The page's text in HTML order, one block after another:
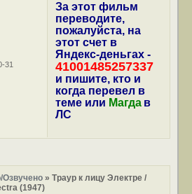
31
За этот фильм
переводите,
пожалуйста, на
этот счет в
Яндекс-деньгах -
41001485257337
и пишите, кто и
когда перевел в
теме или Магда в
ЛС
Озвучено »Траур к лицу Электре /
(1947)